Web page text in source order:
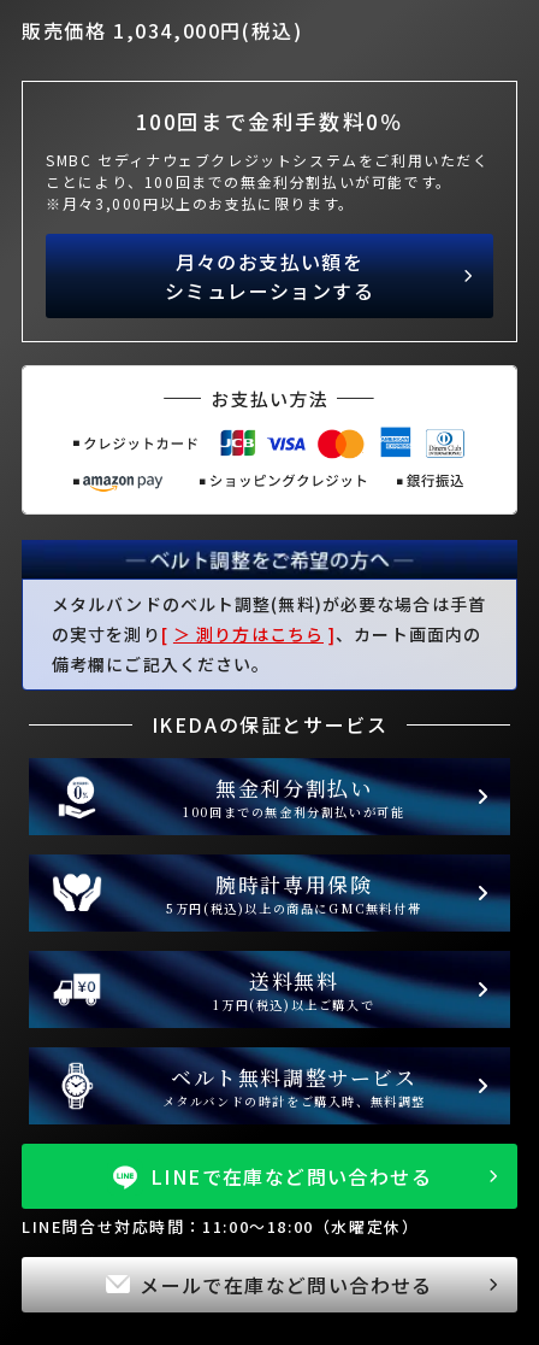
販売価格 1,034,000円(税込)
100回まで金利手数料0％
SMBC セディナウェブクレジットシステムをご利用いただく
ことにより、100回までの無金利分割払いが可能です。
※月々3,000円以上のお支払に限ります。
月々のお支払い額を
シミュレーションする
メタルバンドのベルト調整(無料)が必要な場合は手首
の実寸を測り [ ＞ 測り方はこちら ]、カート画面内の
備考欄にご記入ください。
IKEDAの保証とサービス
無金利分割払い
100回までの無金利分割払いが可能
腕時計専用保険
5万円(税込)以上の商品にGMC無料付帯
送料無料
1万円(税込)以上ご購入で
ベルト無料調整サービス
メタルバンドの時計をご購入時、無料調整
LINEで在庫など問い合わせる
LINE問合せ対応時間：11:00～18:00（水曜定休）
メールで在庫など問い合わせる